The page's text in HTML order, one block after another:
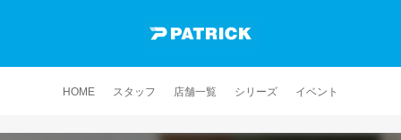
HOME スタッフ 店舗一覧 シリーズ イベント